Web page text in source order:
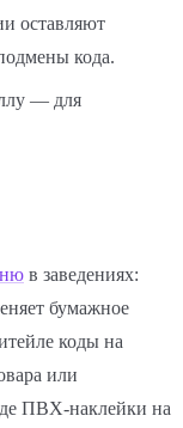
оставляют
кода.
— для
в заведениях:
бумажное
коды на
или
ПВХ-наклейки на